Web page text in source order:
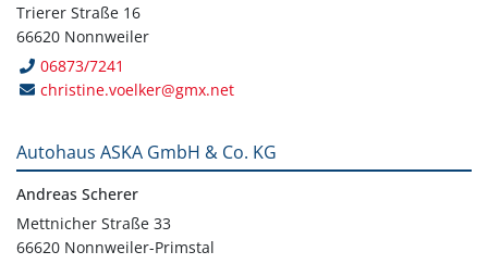
Trierer Straße 16
66620 Nonnweiler
06873/7241
christine.voelker@gmx.net
Autohaus ASKA GmbH & Co. KG
Andreas Scherer
Mettnicher Straße 33
66620 Nonnweiler-Primstal